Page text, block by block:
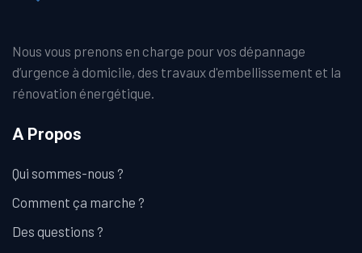
Nous vous prenons en charge pour vos dépannage
d’urgence à domicile, des travaux d'embellissement et la
rénovation énergétique.
A Propos
Qui sommes-nous ?
Comment ça marche ?
Des questions ?